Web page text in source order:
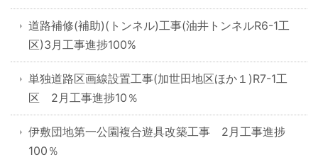
道路補修(補助)(トンネル)工事(油井トンネルR6-1工
区)3月工事進捗100%
単独道路区画線設置工事(加世田地区ほか１)R7-1工
区 2月工事進捗10％
伊敷団地第一公園複合遊具改築工事 2月工事進捗
100％